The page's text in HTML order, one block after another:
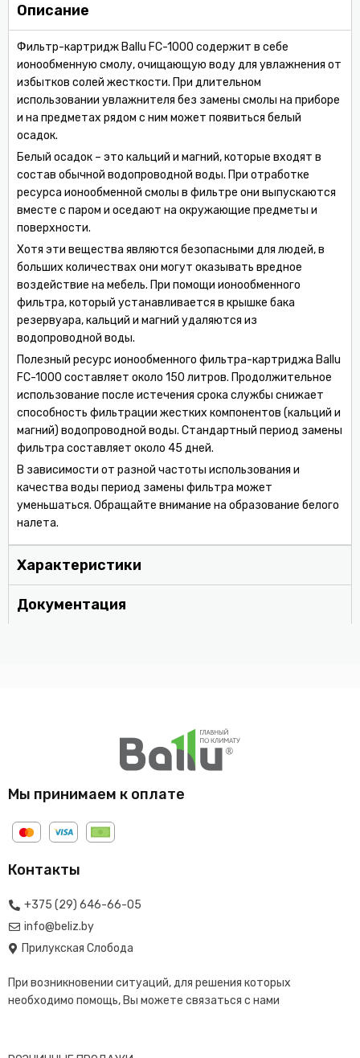
Описание
Фильтр-картридж Ballu FC-1000 содержит в себе
ионообменную смолу, очищающую воду для увлажнения от
избытков солей жесткости. При длительном
использовании увлажнителя без замены смолы на приборе
и на предметах рядом с ним может появиться белый
осадок.
Белый осадок – это кальций и магний, которые входят в
состав обычной водопроводной воды. При отработке
ресурса ионообменной смолы в фильтре они выпускаются
вместе с паром и оседают на окружающие предметы и
поверхности.
Хотя эти вещества являются безопасными для людей, в
больших количествах они могут оказывать вредное
воздействие на мебель. При помощи ионообменного
фильтра, который устанавливается в крышке бака
резервуара, кальций и магний удаляются из
водопроводной воды.
Полезный ресурс ионообменного фильтра-картриджа Ballu
FC-1000 составляет около 150 литров. Продолжительное
использование после истечения срока службы снижает
способность фильтрации жестких компонентов (кальций и
магний) водопроводной воды. Стандартный период замены
фильтра составляет около 45 дней.
В зависимости от разной частоты использования и
качества воды период замены фильтра может
уменьшаться. Обращайте внимание на образование белого
налета.
Характеристики
Документация
Мы принимаем к оплате
Контакты
+375 (29) 646-66-05
info@beliz.by
Прилукская Слобода
При возникновении ситуаций, для решения которых
необходимо помощь, Вы можете связаться с нами